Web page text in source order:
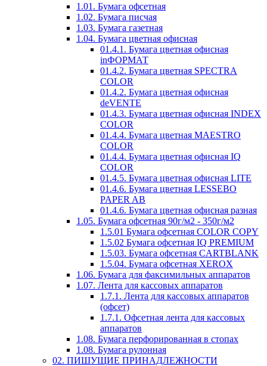
1.01. Бумага офсетная
1.02. Бумага писчая
1.03. Бумага газетная
1.04. Бумага цветная офисная
01.4.1. Бумага цветная офисная
inФОРМАТ
01.4.2. Бумага цветная SPECTRA
COLOR
01.4.2. Бумага цветная офисная
deVENTE
01.4.3. Бумага цветная офисная INDEX
COLOR
01.4.4. Бумага цветная MAESTRO
COLOR
01.4.4. Бумага цветная офисная IQ
COLOR
01.4.5. Бумага цветная офисная LITE
01.4.6. Бумага цветная LESSEBO
PAPER AB
01.4.6. Бумага цветная офисная разная
1.05. Бумага офсетная 90г/м2 - 350г/м2
1.5.01 Бумага офсетная COLOR COPY
1.5.02 Бумага офсетная IQ PREMIUM
1.5.03. Бумага офсетная CARTBLANK
1.5.04. Бумага офсетная XEROX
1.06. Бумага для факсимильных аппаратов
1.07. Лента для кассовых аппаратов
1.7.1. Лента для кассовых аппаратов
(офсет)
1.7.1. Офсетная лента для кассовых
аппаратов
1.08. Бумага перфорированная в стопах
1.08. Бумага рулонная
02. ПИШУЩИЕ ПРИНАДЛЕЖНОСТИ